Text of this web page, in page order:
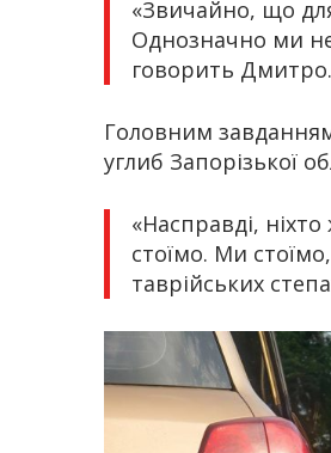
«Звичайно, що для
Однозначно ми
говорить Дмитро.
Головним
углиб Запорізької
«Насправді,
стоїмо. Ми
таврійських